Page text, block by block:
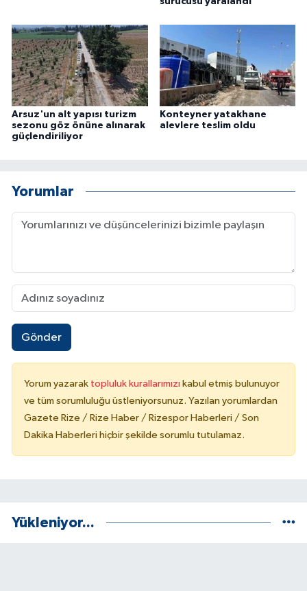
Arsuz'un alt yapısı turizm
sezonu göz önüne alınarak
güçlendiriliyor
Konteyner yatakhane
alevlere teslim oldu
Yorumlar
Gönder
Yorum yazarak topluluk kurallarımızı kabul etmiş bulunuyor
ve tüm sorumluluğu üstleniyorsunuz. Yazılan yorumlardan
Gazete Rize / Rize Haber / Rizespor Haberleri / Son
Dakika Haberleri hiçbir şekilde sorumlu tutulamaz.
Yükleniyor...
YAŞAM
YEREL
Yerel Haberler